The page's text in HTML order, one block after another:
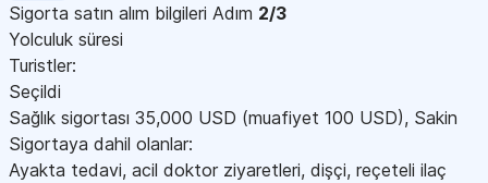
Sigorta satın alım bilgileri Adım 2/3
Yolculuk süresi
Turistler:
Seçildi
Sağlık sigortası 35,000 USD (muafiyet 100 USD), Sakin
Sigortaya dahil olanlar:
Ayakta tedavi, acil doktor ziyaretleri, dişçi, reçeteli ilaç